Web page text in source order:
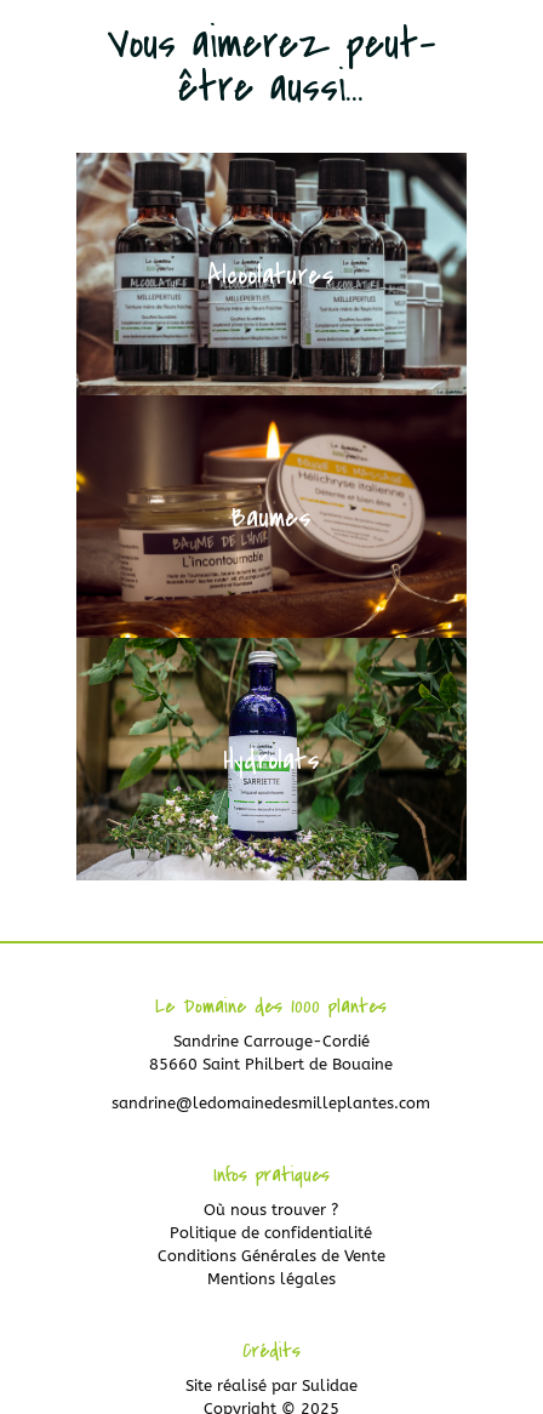
Vous aimerez peut-
être aussi...
Alcoolatures
Baumes
Hydrolats
Le Domaine des 1000 plantes
Sandrine Carrouge-Cordié
85660 Saint Philbert de Bouaine
sandrine@ledomainedesmilleplantes.com
Infos pratiques
Où nous trouver ?
Politique de confidentialité
Conditions Générales de Vente
Mentions légales
Crédits
Site réalisé par Sulidae
Copyright © 2025